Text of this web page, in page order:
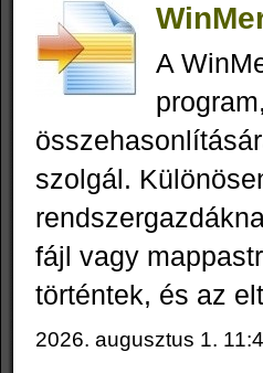
A
szolgál.
fájl vagy
történtek, és az
2026. augusztus 1.